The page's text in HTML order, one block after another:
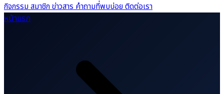
กิจกรรมสมาชิกข่าวสารคำถามที่พบบ่อยติดต่อเรา
หน้าแรก